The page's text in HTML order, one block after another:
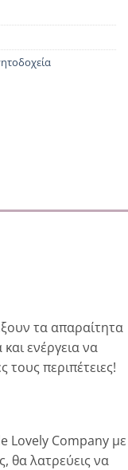
τα απαραίτητα
ενέργεια να
τους περιπέτειες!
Lovely Company με
θα λατρεύεις να